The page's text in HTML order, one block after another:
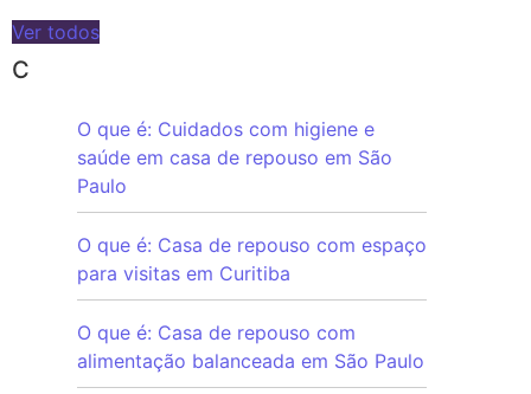
Ver todos
C
O que é: Cuidados com higiene e
saúde em casa de repouso em São
Paulo
O que é: Casa de repouso com espaço
para visitas em Curitiba
O que é: Casa de repouso com
alimentação balanceada em São Paulo